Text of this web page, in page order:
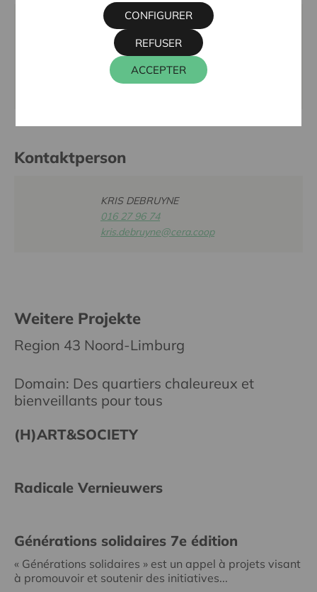
BASISSCHOOL FLOOR EN TIJN, FLOXSTRAAT 4,
3660 OUDSBERGEN
089 85 56 17
www.vrijebasisschoolfloorentijn.net
Kontaktperson
KRIS DEBRUYNE
016 27 96 74
kris.debruyne@cera.coop
Weitere Projekte
Region 43 Noord-Limburg
Domain: Des quartiers chaleureux et
bienveillants pour tous
(H)ART&SOCIETY
Radicale Vernieuwers
Générations solidaires 7e édition
« Générations solidaires » est un appel à projets visant
à promouvoir et soutenir des initiatives...
ACCEPTER
REFUSER
CONFIGURER